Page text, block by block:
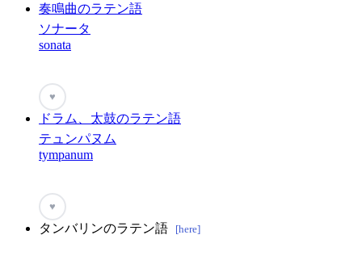
奏鳴曲のラテン語
ソナータ
sonata
♥
ドラム、太鼓のラテン語
テュンパヌム
tympanum
♥
タンバリンのラテン語 [here]